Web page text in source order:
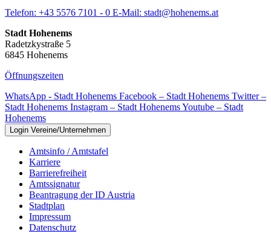
Telefon: +43 5576 7101 - 0 E-Mail: stadt@hohenems.at
Stadt Hohenems
Radetzkystraße 5
6845 Hohenems
Öffnungszeiten
WhatsApp - Stadt Hohenems Facebook – Stadt Hohenems Twitter –
Stadt Hohenems Instagram – Stadt HohenemsYoutube – Stadt
Hohenems
Login Vereine/Unternehmen
Amtsinfo / Amtstafel
Karriere
Barrierefreiheit
Amtssignatur
Beantragung der ID Austria
Stadtplan
Impressum
Datenschutz